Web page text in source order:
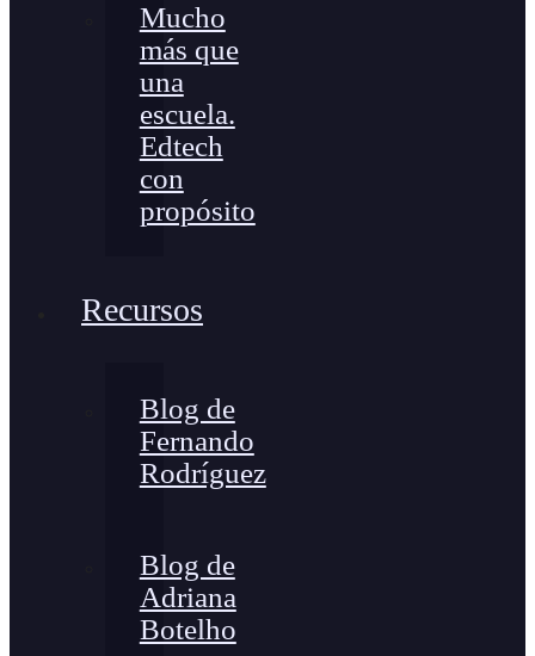
Mucho
más que
una
escuela.
Edtech
con
propósito
Recursos
Blog de
Fernando
Rodríguez
Blog de
Adriana
Botelho